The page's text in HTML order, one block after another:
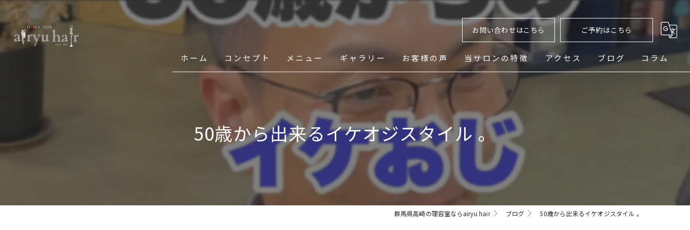
お問い合わせはこちら ご予約はこちら
ホーム コンセプト メニュー ギャラリー お客様の声 当サロンの特徴
シェービング
メンズ
フェード
パーマ
アクセス ブログ コラム
50歳から出来るイケオジスタイル 。
群馬県高崎の理容室ならairyu hair ブログ 50歳から出来るイケオジスタイル 。